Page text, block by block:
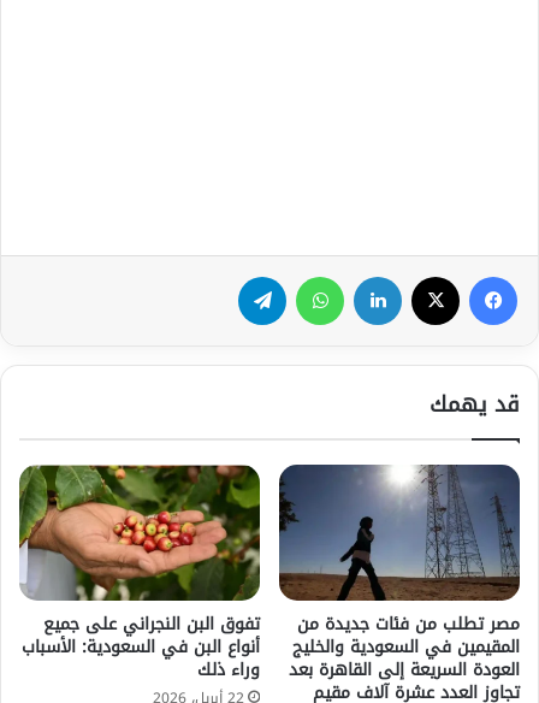
فيسبوك لينكدإن واتساب
قد يهمك
مصر تطلب من فئات جديدة من
المقيمين في السعودية والخليج
العودة السريعة إلى القاهرة بعد
تجاوز العدد عشرة آلاف مقيم
تفوق البن النجراني على جميع
أنواع البن في السعودية: الأسباب
وراء ذلك